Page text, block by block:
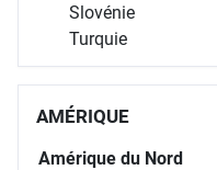
Slovénie
Turquie
AMÉRIQUE
Amérique du Nord